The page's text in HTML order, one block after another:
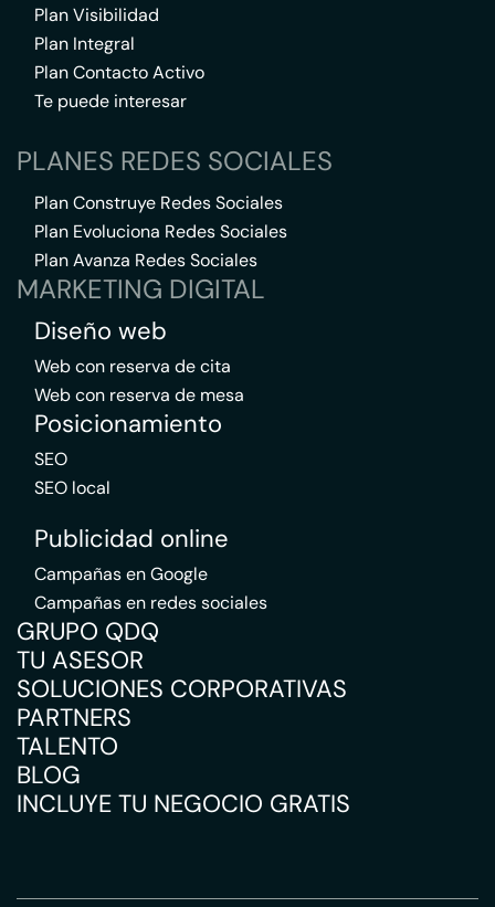
Plan Visibilidad
Plan Integral
Plan Contacto Activo
Te puede interesar
PLANES REDES SOCIALES
Plan Construye Redes Sociales
Plan Evoluciona Redes Sociales
Plan Avanza Redes Sociales
MARKETING DIGITAL
Diseño web
Web con reserva de cita
Web con reserva de mesa
Posicionamiento
SEO
SEO local
Publicidad online
Campañas en Google
Campañas en redes sociales
GRUPO QDQ
TU ASESOR
SOLUCIONES CORPORATIVAS
PARTNERS
TALENTO
BLOG
INCLUYE TU NEGOCIO GRATIS